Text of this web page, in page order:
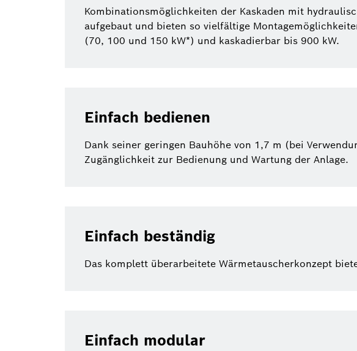
Kombinationsmöglichkeiten der Kaskaden mit
aufgebaut und bieten so vielfältige
(70, 100 und 150 kW*) und kaskadierbar bis 900 kW.
Einfach bedienen
Dank seiner geringen Bauhöhe von 1,7 m (bei
Zugänglichkeit zur Bedienung und Wartung der Anlage.
Einfach beständig
Das komplett überarbeitete Wärmetauscherkonzept
Einfach modular